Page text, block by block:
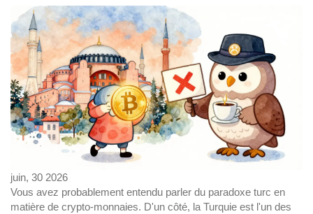
juin, 30 2026
Vous avez probablement entendu parler du paradoxe turc en
matière de crypto-monnaies. D'un côté, la Turquie est l'un des